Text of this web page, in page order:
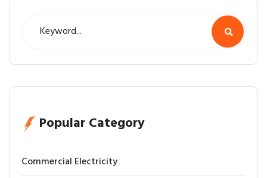
Popular Category
Commercial Electricity